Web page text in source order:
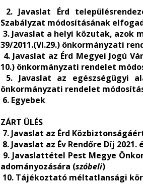
2. Javaslat Érd
Szabályzat módosításának
3. Javaslat a helyi közutak, azok
39/2011.(VI.29.) önkormányzati
4. Javaslat az Érd Megyei Jogú
10.) önkormányzati rendelet
5. Javaslat az egészségügyi
önkormányzati rendelet
6. Egyebek
ZÁRT ÜLÉS
7. Javaslat az Érd
8. Javaslat az Év Rendőre Díj
9. Javaslattétel Pest Megye
adományozására (szóbeli)
10. Tájékoztató méltatlansági